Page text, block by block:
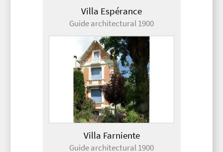
Villa Espérance
Guide architectural 1900
Villa Farniente
Guide architectural 1900